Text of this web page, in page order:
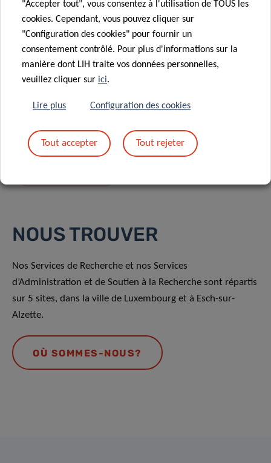
En envoyant votre message, vous acceptez
NOUS TROUVER
Nos Services de Recherche et nos Services
d’Administration et de Soutien à la Recherche sont répartis
sur 5 sites, dans la ville de Luxembourg et à Esch-sur-
Alzette.
OÙ SOMMES-NOUS?
"Accepter tout", vous consentez à l'utilisation de TOUS les
cookies. Cependant, vous pouvez cliquer sur
"Configuration des cookies" pour fournir un
consentement contrôlé. Pour plus d'informations sur la
manière dont LIH traite vos données personnelles,
veuillez cliquer sur ici.
Lire plus Configuration des cookies
Tout accepter Tout rejeter